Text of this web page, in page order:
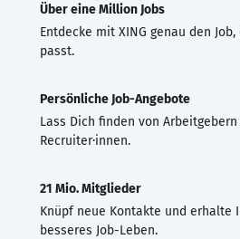
Über eine Million Jobs
Entdecke mit XING genau den
passt.
Persönliche Job-Angebote
Lass Dich finden von
Recruiter·innen.
21 Mio. Mitglieder
Knüpf neue Kontakte und erhalte
besseres Job-Leben.